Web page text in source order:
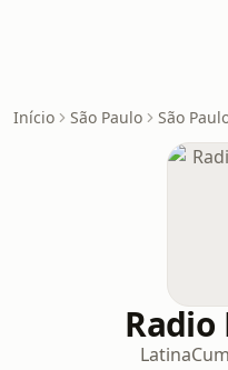
Início São Paulo São
Radio
Latina